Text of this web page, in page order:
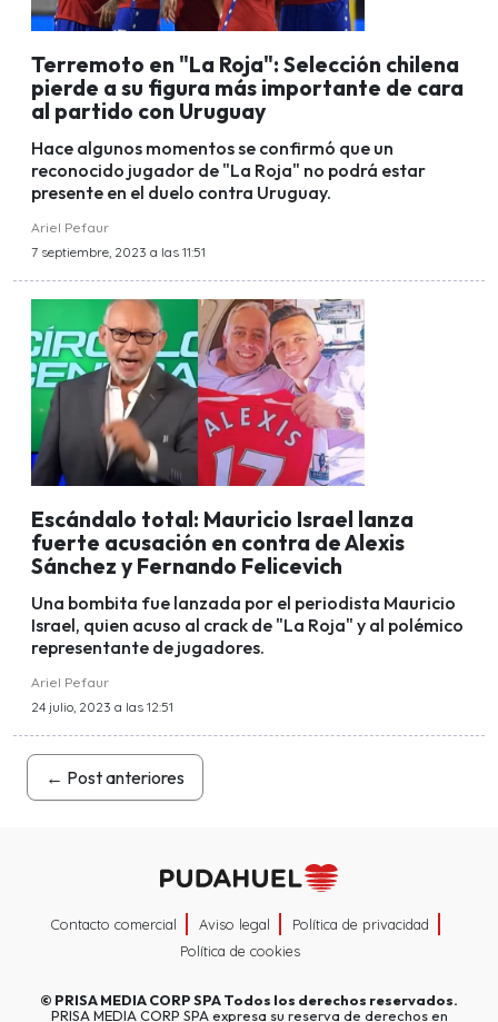
Terremoto en "La Roja": Selección chilena
pierde a su figura más importante de cara
al partido con Uruguay
Hace algunos momentos se confirmó que un
reconocido jugador de "La Roja" no podrá estar
presente en el duelo contra Uruguay.
Ariel Pefaur
7 septiembre, 2023 a las 11:51
Escándalo total: Mauricio Israel lanza
fuerte acusación en contra de Alexis
Sánchez y Fernando Felicevich
Una bombita fue lanzada por el periodista Mauricio
Israel, quien acuso al crack de "La Roja" y al polémico
representante de jugadores.
Ariel Pefaur
24 julio, 2023 a las 12:51
← Post anteriores
Contacto comercial Aviso legal
Política de privacidad
Política de cookies
© PRISA MEDIA CORP SPATodos los derechos reservados.
PRISA MEDIA CORP SPA expresa su reserva de derechos en